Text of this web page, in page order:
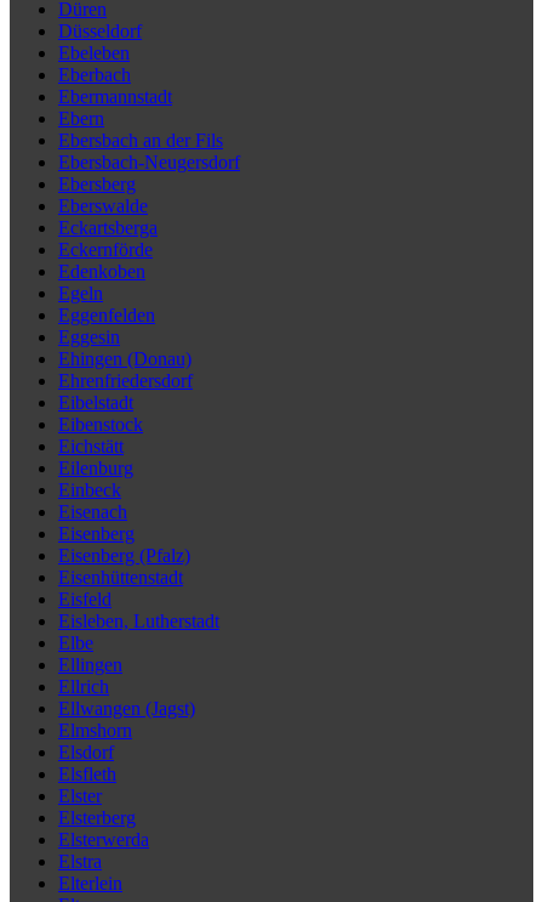
Düren
Düsseldorf
Ebeleben
Eberbach
Ebermannstadt
Ebern
Ebersbach an der Fils
Ebersbach-Neugersdorf
Ebersberg
Eberswalde
Eckartsberga
Eckernförde
Edenkoben
Egeln
Eggenfelden
Eggesin
Ehingen (Donau)
Ehrenfriedersdorf
Eibelstadt
Eibenstock
Eichstätt
Eilenburg
Einbeck
Eisenach
Eisenberg
Eisenberg (Pfalz)
Eisenhüttenstadt
Eisfeld
Eisleben, Lutherstadt
Elbe
Ellingen
Ellrich
Ellwangen (Jagst)
Elmshorn
Elsdorf
Elsfleth
Elster
Elsterberg
Elsterwerda
Elstra
Elterlein